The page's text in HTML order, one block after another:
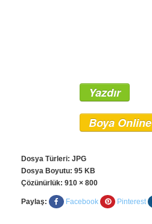
Yazdır
Boya Online
Dosya Türleri: JPG
Dosya Boyutu: 95 KB
Çözünürlük: 910 × 800
Paylaş: Facebook Pinterest